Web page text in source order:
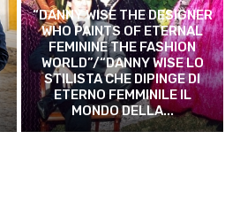
“DANNY WISE THE DESIGNER
WHO PAINTS OF ETERNAL
FEMININE THE FASHION
WORLD”/“DANNY WISE LO
STILISTA CHE DIPINGE DI
ETERNO FEMMINILE IL
MONDO DELLA...